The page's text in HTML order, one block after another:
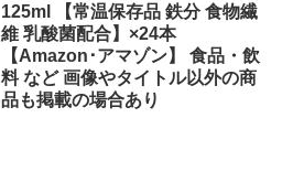
125ml 【常温保存品 鉄分 食物繊
維 乳酸菌配合】×24本
【Amazon･アマゾン】 食品・飲
料 など 画像やタイトル以外の商
品も掲載の場合あり